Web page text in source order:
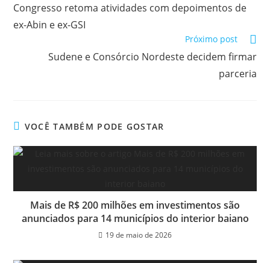
Congresso retoma atividades com depoimentos de
ex-Abin e ex-GSI
Próximo post
Sudene e Consórcio Nordeste decidem firmar
parceria
VOCÊ TAMBÉM PODE GOSTAR
Mais de R$ 200 milhões em investimentos são
anunciados para 14 municípios do interior baiano
19 de maio de 2026